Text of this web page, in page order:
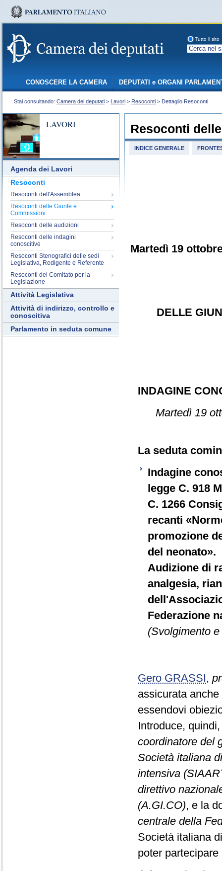
Tutto il sito
CONOSCERE LA CAMERA DEPUTATI e ORGANI
Stai consultando: Camera dei deputati > Lavori > Resoconti > Dettaglio Resoconti
LAVORI
Agenda dei Lavori
Resoconti
Resoconti dell'Assemblea
Resoconti delle Giunte e
Commissioni
Resoconti delle audizioni
Resoconti delle indagini
conoscitive
Resoconti Stenografici delle sedi
Legislativa, Redigente e Referente
Resoconti del Comitato per la
Legislazione
Attività Legislativa
Attività di indirizzo, controllo e
conoscitiva
Parlamento in seduta comune
Resoconti
INDICE GENERALE
Martedì 19
DELLE
INDAGINE
Martedì 19
La seduta
Indagine
legge C. 918
C. 1266
recanti
promozione
del neonato».
Audizione di
analgesia,
Federazione
(Svolgimento
Gero GRASSI,
assicurata
essendovi
Introduce,
coordinatore del
Società italiana
intensiva
direttivo
(A.GI.CO), e la
centrale della
Società italiana
poter